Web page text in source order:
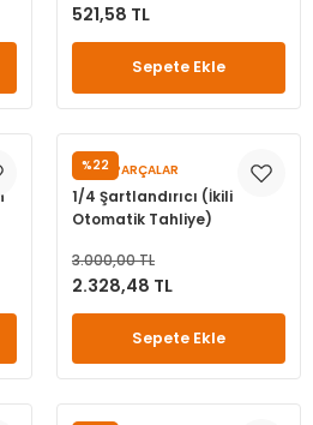
521,58 TL
Sepete Ekle
%22
YEDEK PARÇALAR
1/4 Şartlandırıcı (İkili
Otomatik Tahliye)
3.000,00 TL
2.328,48 TL
Sepete Ekle